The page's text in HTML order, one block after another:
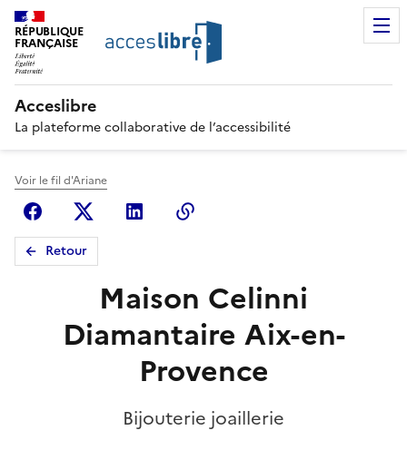
RÉPUBLIQUE
FRANÇAISE
Acceslibre
La plateforme collaborative de l’accessibilité
Voir le fil d'Ariane
FacebookX (anciennement Twitter)
Linkedin
Retour
Maison Celinni
Diamantaire Aix-en-
Provence
Bijouterie joaillerie